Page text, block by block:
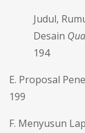
Judul,
Desain
194
E. Proposal
199
F. Menyusun